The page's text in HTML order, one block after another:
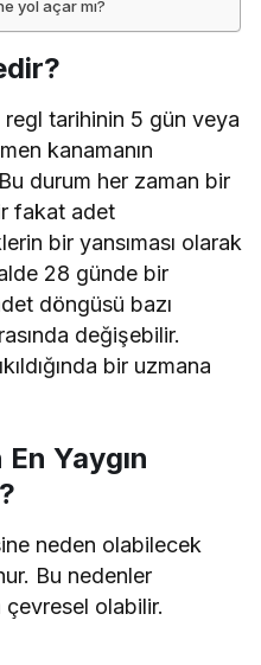
yol açar mı?
tarihinin 5 gün veya
kanamanın
durum her zaman bir
fakat adet
bir yansıması olarak
28 günde bir
döngüsü bazı
değişebilir.
bir uzmana
Yaygın
neden olabilecek
Bu nedenler
olabilir.